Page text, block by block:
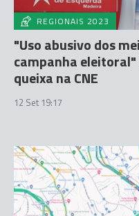
REGIONAIS 2023
"Uso abusivo dos
campanha
queixa na CNE
12 Set 19:17